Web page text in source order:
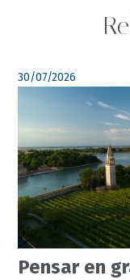
30/07/2026
Pensar en